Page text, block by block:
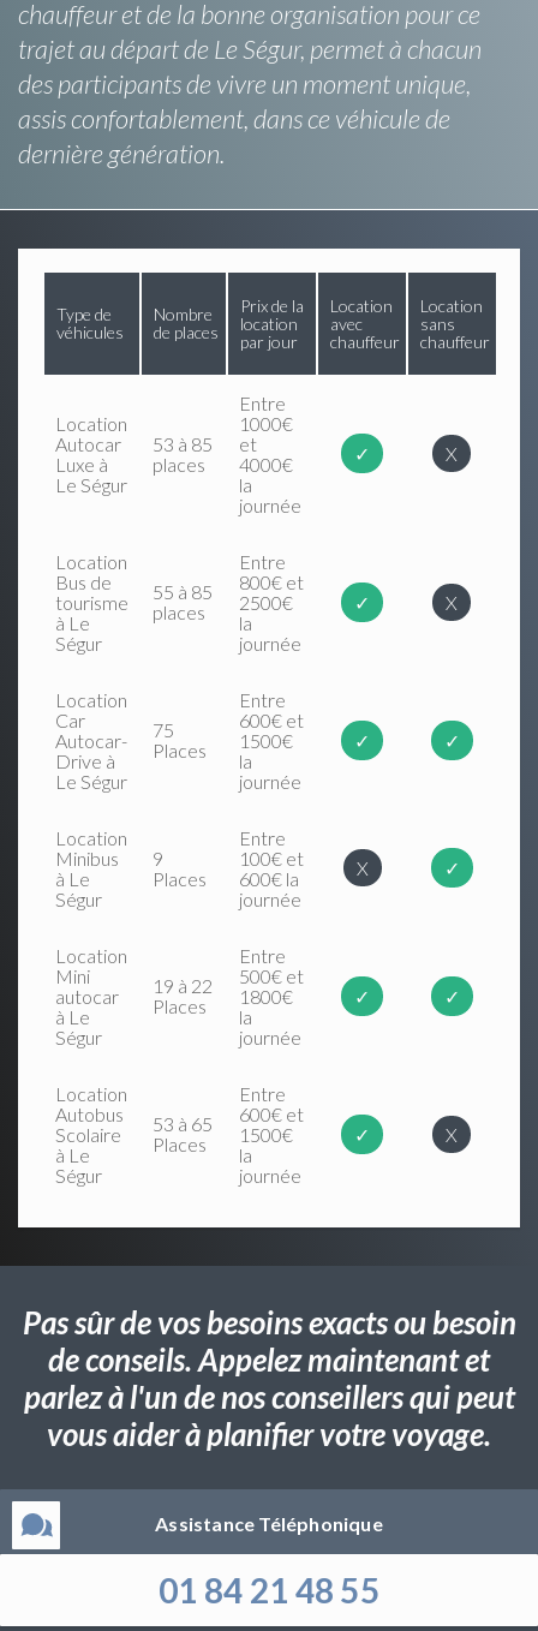
chauffeur et de la bonne organisation pour ce
trajet au départ de Le Ségur, permet à chacun
des participants de vivre un moment unique,
assis confortablement, dans ce véhicule de
dernière génération.
Type de
véhicules
Nombre
de places
Prix de la
location
par jour
Location
avec
chauffeur
Location
sans
chauffeur
Location
Autocar
Luxe à
Le Ségur
53 à 85
places
Entre
1000€
et
4000€
la
journée
✓ X
Location
Bus de
tourisme
à Le
Ségur
55 à 85
places
Entre
800€ et
2500€
la
journée
✓ X
Location
Car
Autocar-
Drive à
Le Ségur
75
Places
Entre
600€ et
1500€
la
journée
✓ ✓
Location
Minibus
à Le
Ségur
9
Places
Entre
100€ et
600€ la
journée
X ✓
Location
Mini
autocar
à Le
Ségur
19 à 22
Places
Entre
500€ et
1800€
la
journée
✓ ✓
Location
Autobus
Scolaire
à Le
Ségur
53 à 65
Places
Entre
600€ et
1500€
la
journée
✓ X
Pas sûr de vos besoins exacts ou besoin
de conseils. Appelez maintenant et
parlez à l'un de nos conseillers qui peut
vous aider à planifier votre voyage.
Assistance Téléphonique
01 84 21 48 55